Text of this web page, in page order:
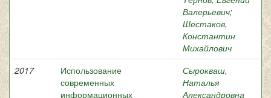
Валерьевич;
Шестаков,
Константин
Михайлович
2017
Использование
современных
информационных
Сырокваш,
Наталья
Александровна